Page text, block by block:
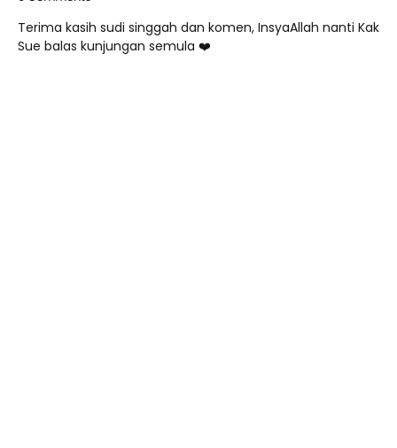
Terima kasih sudi singgah dan komen, InsyaAllah nanti Kak
Sue balas kunjungan semula ❤️